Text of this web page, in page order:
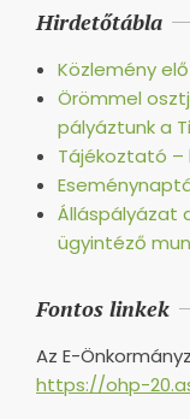
03
Hirdetőtábla
Közlemény
Örömmel
pályáztunk a
Tájékoztató –
Álláspályázat
ügyintéző
Fontos linkek
Az E-
https://ohp-